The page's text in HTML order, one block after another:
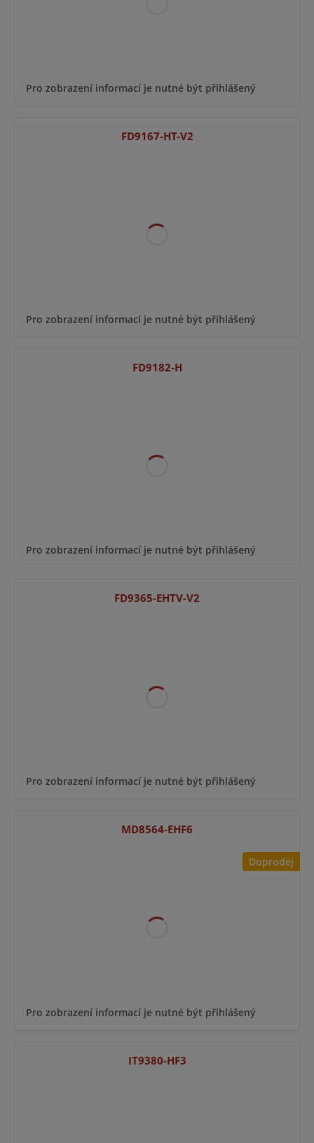
Pro zobrazení informací je nutné být přihlášený
FD9167-HT-V2
Pro zobrazení informací je nutné být přihlášený
FD9182-H
Pro zobrazení informací je nutné být přihlášený
FD9365-EHTV-V2
Pro zobrazení informací je nutné být přihlášený
Doprodej
MD8564-EHF6
Pro zobrazení informací je nutné být přihlášený
IT9380-HF3